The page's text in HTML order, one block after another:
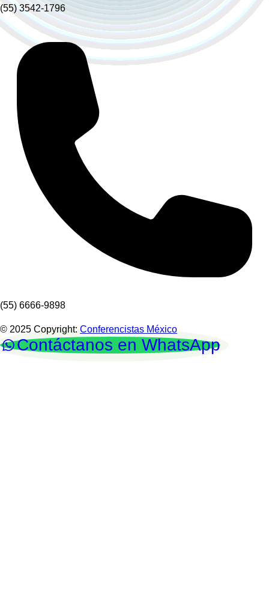
(55) 3542-1796
(55) 6666-9898
© 2025 Copyright: Conferencistas México
Contáctanos en WhatsApp